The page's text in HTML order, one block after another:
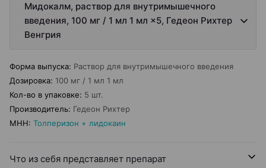
Мидокалм, раствор для внутримышечного
введения, 100 мг / 1 мл 1 мл ×5, Гедеон Рихтер
Венгрия
Форма выпуска: Раствор для внутримышечного введения
Дозировка: 100 мг / 1 мл 1 мл
Кол-во в упаковке: 5 шт.
Производитель: Гедеон Рихтер
МНН: Толперизон + лидокаин
Что из себя представляет препарат